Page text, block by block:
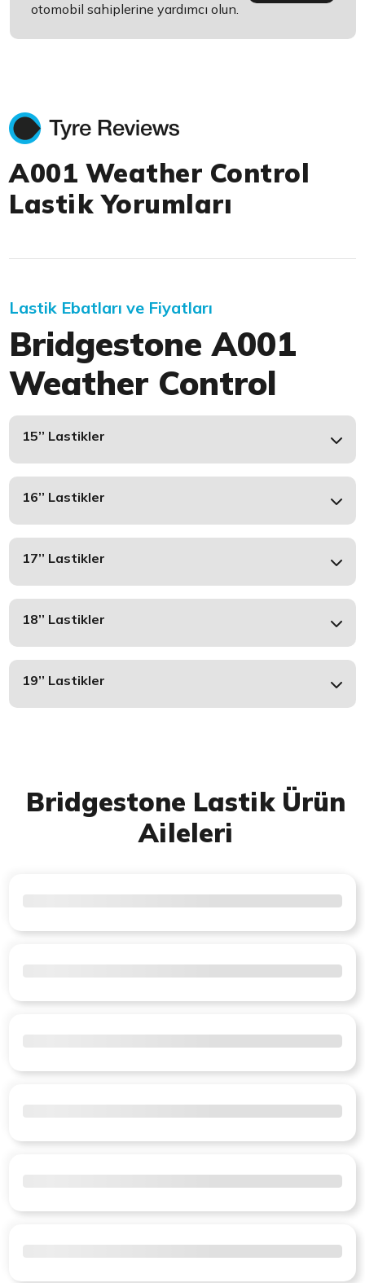
otomobil sahiplerine yardımcı olun.
A001 Weather Control
Lastik Yorumları
Lastik Ebatları ve Fiyatları
Bridgestone A001
Weather Control
15’’ Lastikler
16’’ Lastikler
17’’ Lastikler
18’’ Lastikler
19’’ Lastikler
Bridgestone Lastik Ürün
Aileleri